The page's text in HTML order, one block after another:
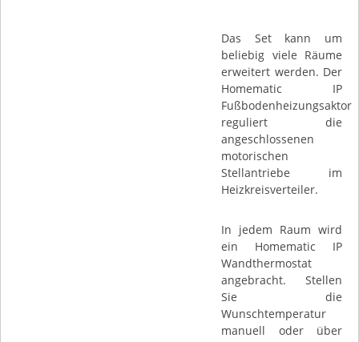
Das Set kann um
beliebig viele Räume
erweitert werden. Der
Homematic IP
Fußbodenheizungsaktor
reguliert die
angeschlossenen
motorischen
Stellantriebe im
Heizkreisverteiler.
In jedem Raum wird
ein Homematic IP
Wandthermostat
angebracht. Stellen
Sie die
Wunschtemperatur
manuell oder über